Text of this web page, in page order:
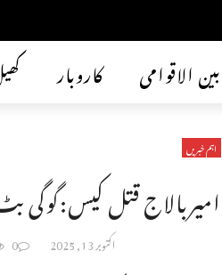
کاروبار بین الاقوامی
اہم خبریں
امیربالاج قتل
اکتوبر 13, 2025 0